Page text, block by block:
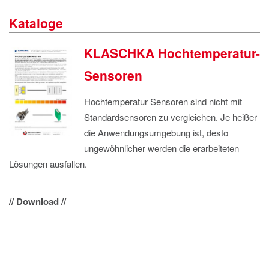
DATENSCHUTZ
Kataloge
KLASCHKA Hochtemperatur-
Sensoren
Hochtemperatur Sensoren sind nicht mit
Standardsensoren zu vergleichen. Je heißer
die Anwendungsumgebung ist, desto
ungewöhnlicher werden die erarbeiteten
Lösungen ausfallen.
// Download //